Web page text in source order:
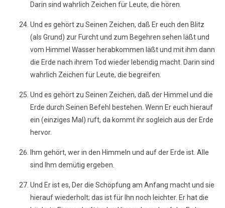
Darin sind wahrlich Zeichen für Leute, die hören.
Und es gehört zu Seinen Zeichen, daß Er euch den Blitz
(als Grund) zur Furcht und zum Begehren sehen läßt und
vom Himmel Wasser herabkommen läßt und mit ihm dann
die Erde nach ihrem Tod wieder lebendig macht. Darin sind
wahrlich Zeichen für Leute, die begreifen.
Und es gehört zu Seinen Zeichen, daß der Himmel und die
Erde durch Seinen Befehl bestehen. Wenn Er euch hierauf
ein (einziges Mal) ruft, da kommt ihr sogleich aus der Erde
hervor.
Ihm gehört, wer in den Himmeln und auf der Erde ist. Alle
sind Ihm demütig ergeben.
Und Er ist es, Der die Schöpfung am Anfang macht und sie
hierauf wiederholt; das ist für Ihn noch leichter. Er hat die